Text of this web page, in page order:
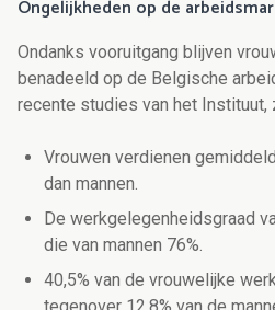
Ongelijkheden op de
Ondanks vooruitgang blijven
benadeeld op de Belgische
recente studies van het Instituut,
Vrouwen verdienen
dan mannen.
De werkgelegenheidsgraad
die van mannen 76%.
40,5% van de vrouwelijke